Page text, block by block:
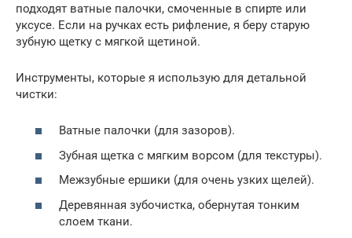
подходят ватные палочки, смоченные в спирте или
уксусе. Если на ручках есть рифление, я беру старую
зубную щетку с мягкой щетиной.
Инструменты, которые я использую для детальной
чистки:
Ватные палочки (для зазоров).
Зубная щетка с мягким ворсом (для текстуры).
Межзубные ершики (для очень узких щелей).
Деревянная зубочистка, обернутая тонким
слоем ткани.